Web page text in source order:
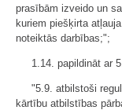
prasībām izveido un
kuriem piešķirta
noteiktās darbības;";
1.14. papildināt ar
"5.9. atbilstoši
kārtību atbilstības